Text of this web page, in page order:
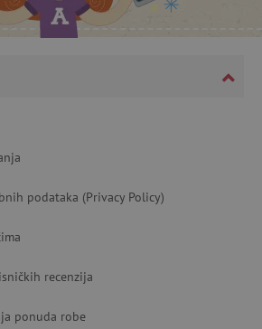
podataka (Privacy Policy)
recenzija
ponuda robe
PHP.net
www.agatinsvijet.hr